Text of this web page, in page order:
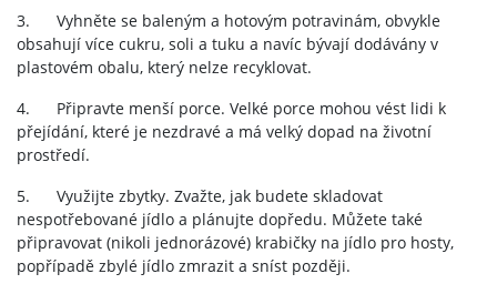
3. Vyhněte se baleným a hotovým potravinám, obvykle
obsahují více cukru, soli a tuku a navíc bývají dodávány v
plastovém obalu, který nelze recyklovat.
4. Připravte menší porce. Velké porce mohou vést lidi k
přejídání, které je nezdravé a má velký dopad na životní
prostředí.
5. Využijte zbytky. Zvažte, jak budete skladovat
nespotřebované jídlo a plánujte dopředu. Můžete také
připravovat (nikoli jednorázové) krabičky na jídlo pro hosty,
popřípadě zbylé jídlo zmrazit a sníst později.